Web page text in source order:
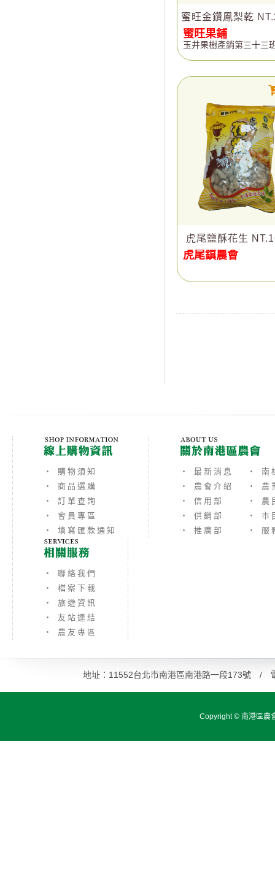
蜜旺金鑽鳳梨乾
蜜旺果鋪
玉井果樹產銷第三十三
譽出品(吉園圃認證)
虎尾鹽酥花生
虎尾鎮農會
‧ 購物須知
‧ 商品選購
‧ 訂單查詢
‧ 會員專區
‧ 填寫匯款通知
‧ 最新消息
‧ 南
‧ 農會介紹
‧ 農
‧ 信用部
‧ 農
‧ 供銷部
‧ 市
‧ 推廣部
‧ 服
‧ 聯絡我們
‧ 檔案下載
‧ 旅遊資訊
‧ 友站連結
‧ 農友專區
地址：11552台北市南港區南港路一段173號
Copyright © 南港區農